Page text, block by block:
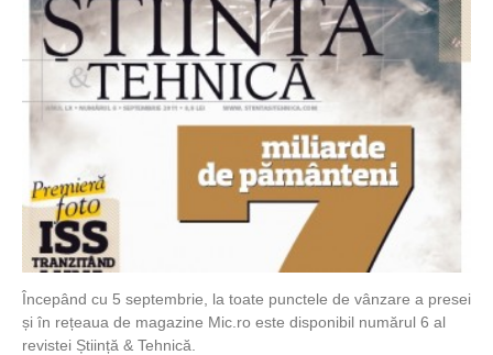
Începând cu 5 septembrie, la toate punctele de vânzare a presei
și în rețeaua de magazine Mic.ro este disponibil numărul 6 al
revistei Știință & Tehnică.